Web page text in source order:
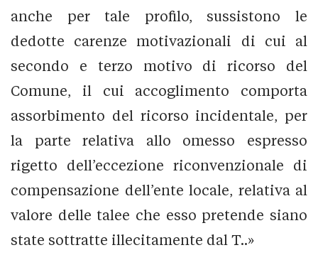
anche per tale profilo, sussistono le
dedotte carenze motivazionali di cui al
secondo e terzo motivo di ricorso del
Comune, il cui accoglimento comporta
assorbimento del ricorso incidentale, per
la parte relativa allo omesso espresso
rigetto dell’eccezione riconvenzionale di
compensazione dell’ente locale, relativa al
valore delle talee che esso pretende siano
state sottratte illecitamente dal T..»